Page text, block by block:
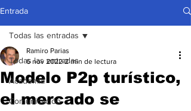
Entrada
Todas las entradas
Academia
Comunicación
Todas las entradas
Modelo P2p turístico,
el mercado se
Ramiro Parias
6 nov 2022 2 min de lectura